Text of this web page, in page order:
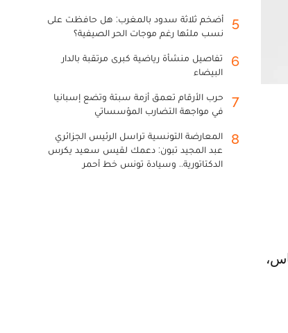
5
أضخم ثلاثة سدود بالمغرب: هل حافظت على
نسب ملئها رغم موجات الحر الصيفية؟
6
تفاصيل منشأة رياضية كبرى مرتقبة بالدار
البيضاء
7
حرب الأرقام تعمق أزمة سبتة وتضع إسبانيا
في مواجهة التضارب المؤسساتي
8
المعارضة التونسية تراسل الرئيس الجزائري
عبد المجيد تبون: دعمك لقيس سعيد يكرس
الدكتاتورية.. وسيادة تونس خط أحمر